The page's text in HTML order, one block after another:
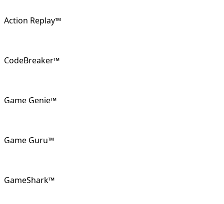
Action Replay™
CodeBreaker™
Game Genie™
Game Guru™
GameShark™